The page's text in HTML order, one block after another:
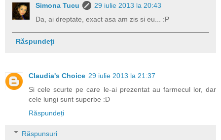
Simona Tucu
29 iulie 2013 la 20:43
Da, ai dreptate, exact asa am zis si eu... :P
Răspundeți
Claudia's Choice 29 iulie 2013 la 21:37
Si cele scurte pe care le-ai prezentat au farmecul lor, dar
cele lungi sunt superbe :D
Răspundeți
Răspunsuri